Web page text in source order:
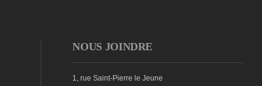
NOUS JOINDRE
1, rue Saint-Pierre le Jeune